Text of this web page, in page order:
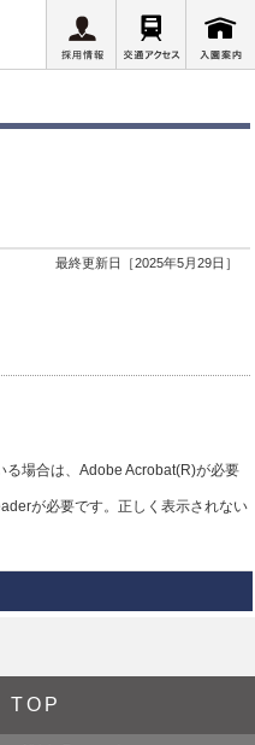
最終更新日［2025年5月29日］
場合は、Adobe Acrobat(R)が必要
が必要です。正しく表示されない
TOP